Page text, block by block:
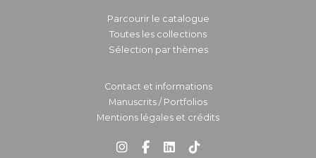
Parcourir le catalogue
Toutes les collections
Sélection par thèmes
Contact et informations
Manuscrits / Portfolios
Mentions légales et crédits